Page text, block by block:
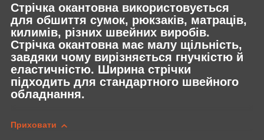
Стрічка окантовна використовується
для обшиття сумок, рюкзаків, матраців,
килимів, різних швейних виробів.
Стрічка окантовна має малу щільність,
завдяки чому вирізняється гнучкістю й
еластичністю. Ширина стрічки
підходить для стандартного швейного
обладнання.
Приховати